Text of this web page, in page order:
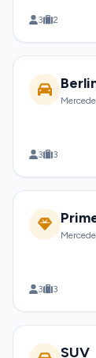
3 2
3 3
3 3
SUV